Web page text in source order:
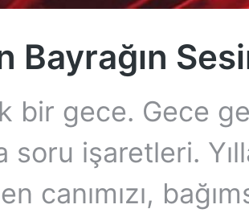
Bayrağın
bir gece. Gece
soru işaretleri.
canımızı,